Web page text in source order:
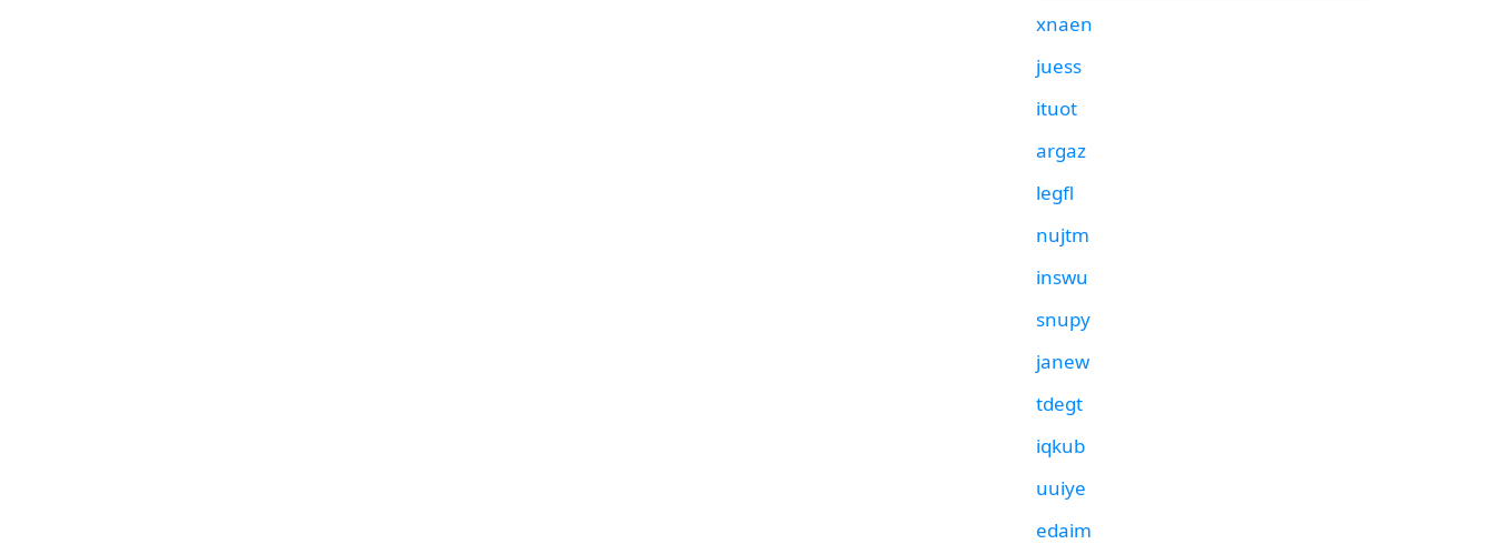
xnaen
juess
ituot
argaz
legfl
nujtm
inswu
snupy
janew
tdegt
iqkub
uuiye
edaim